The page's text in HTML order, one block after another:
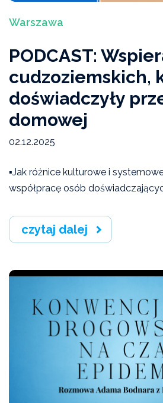
Artykuły
Warszawa
PODCAST:
cudzoziemskich,
doświadczyły
domowej
02.12.2025
▪️Jak różnice kulturowe i
współpracę osób
czytaj dalej